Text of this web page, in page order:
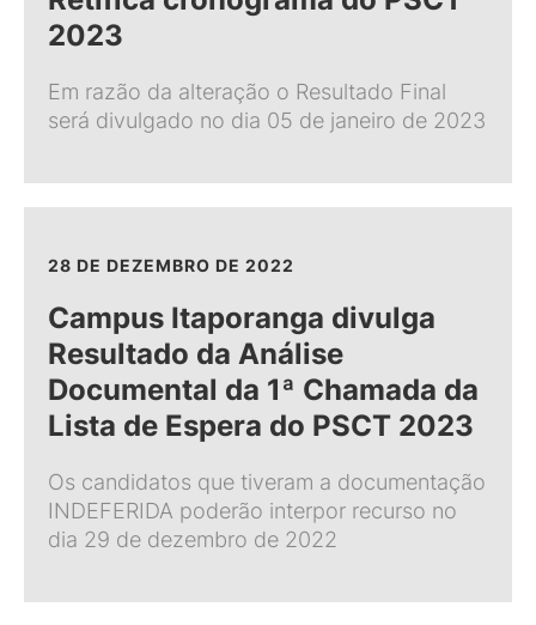
2023
Em razão da alteração o Resultado Final
será divulgado no dia 05 de janeiro de 2023
28 DE DEZEMBRO DE 2022
Campus Itaporanga divulga
Resultado da Análise
Documental da 1ª Chamada da
Lista de Espera do PSCT 2023
Os candidatos que tiveram a documentação
INDEFERIDA poderão interpor recurso no
dia 29 de dezembro de 2022